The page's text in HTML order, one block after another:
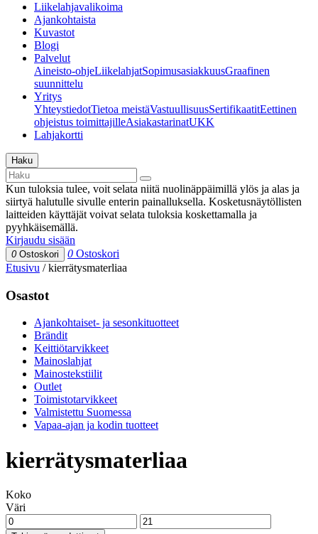
Liikelahjavalikoima
Ajankohtaista
Kuvastot
Blogi
Palvelut
Aineisto-ohjeLiikelahjatSopimusasiakkuusGraafinen
suunnittelu
Yritys
YhteystiedotTietoa meistäVastuullisuusSertifikaatitEettinen
ohjeistus toimittajilleAsiakastarinatUKK
Lahjakortti
Haku
Kun tuloksia tulee, voit selata niitä nuolinäppäimillä ylös ja alas ja
siirtyä halutulle sivulle enterin painalluksella. Kosketusnäytöllisten
laitteiden käyttäjät voivat selata tuloksia koskettamalla ja
pyyhkäisemällä.
Kirjaudu sisään
0 Ostoskori 0 Ostoskori
Etusivu /kierrätysmaterliaa
Osastot
Ajankohtaiset- ja sesonkituotteet
Brändit
Keittiötarvikkeet
Mainoslahjat
Mainostekstiilit
Outlet
Toimistotarvikkeet
Valmistettu Suomessa
Vapaa-ajan ja kodin tuotteet
kierrätysmaterliaa
Koko
Väri